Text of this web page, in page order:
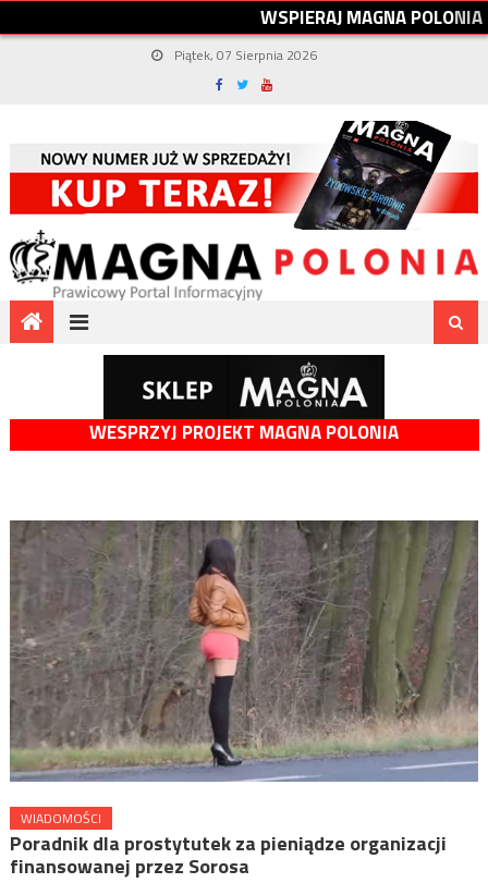
WSPIERAJMAGNAPOLONIA
Piątek, 07 Sierpnia 2026
WESPRZYJ PROJEKT MAGNA POLONIA
WIADOMOŚCI
Poradnik dla prostytutek za pieniądze organizacji
finansowanej przez Sorosa